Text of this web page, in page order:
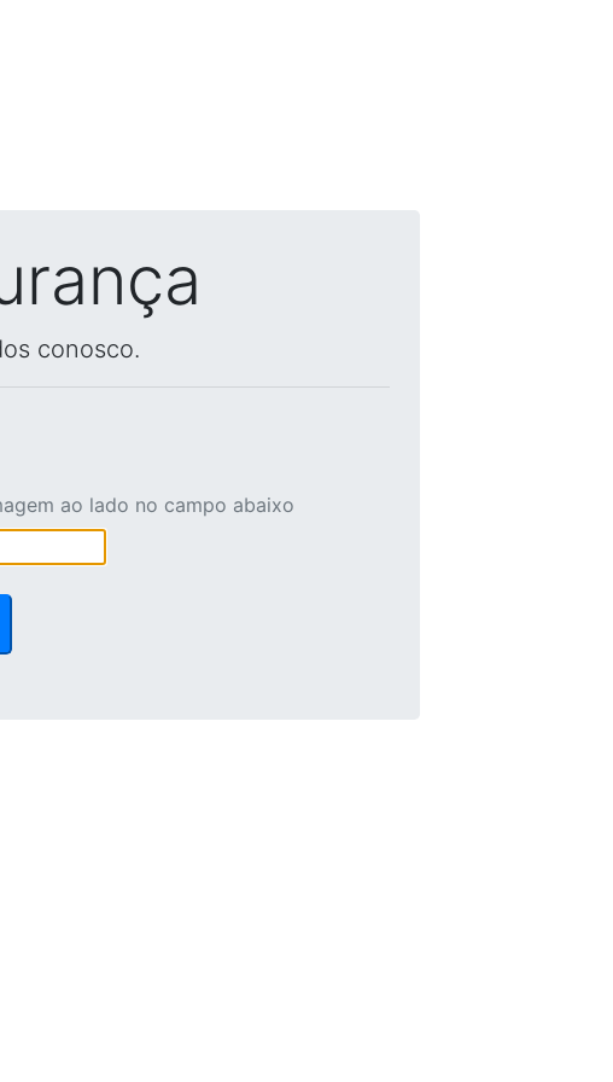
conosco.
ao lado no campo abaixo